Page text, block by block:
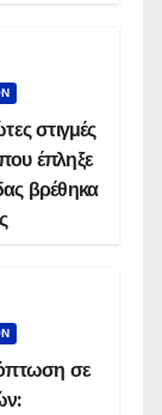
στιγμές
έπληξε
βρέθηκα
σε